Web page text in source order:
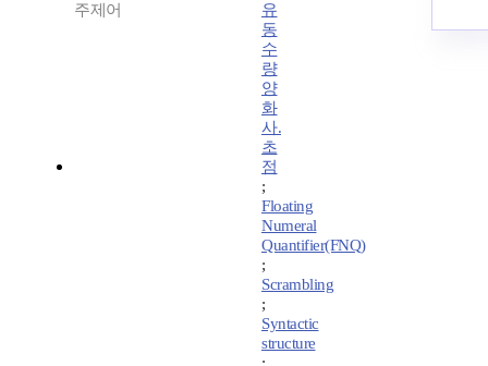
주제어
유
동
수
량
양
화
사.
초
점
;
Floating
Numeral
Quantifier(FNQ)
;
Scrambling
;
Syntactic
structure